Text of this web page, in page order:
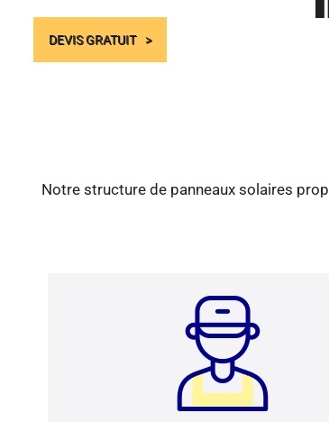
DEVIS GRATUIT
Notre structure de panneaux solaires